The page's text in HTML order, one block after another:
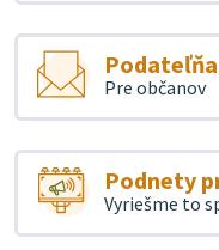
Pre občanov
Podnety
Vyriešme to